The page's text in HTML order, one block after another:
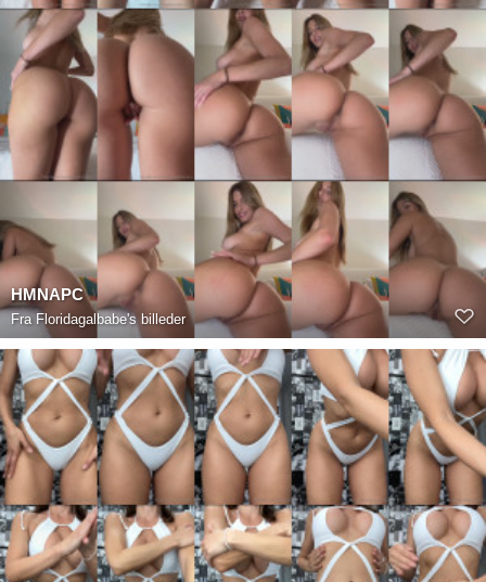
HMNAPC
Fra Floridagalbabe's billeder